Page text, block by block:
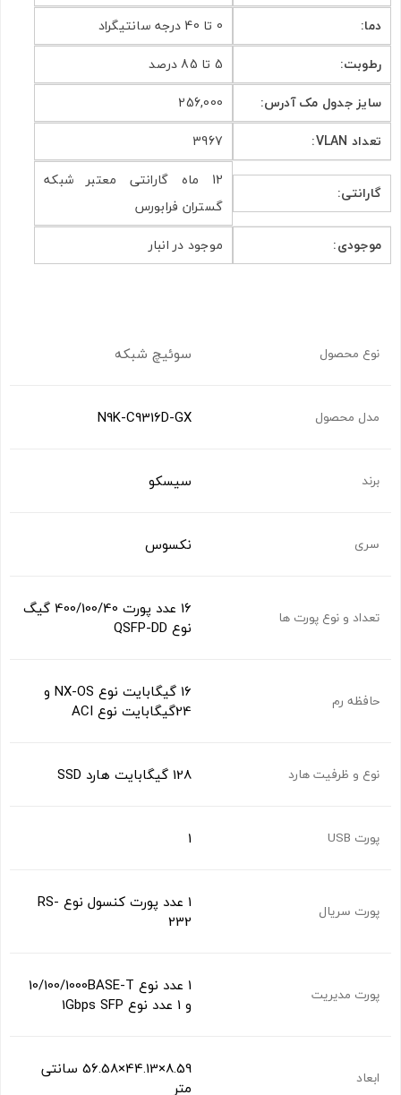
دما:
0 تا 40 درجه سانتیگراد
رطوبت:
5 تا 85 درصد
سایز جدول مک آدرس:
256,000
تعداد VLAN:
3967
گارانتی:
12 ماه گارانتی معتبر شبکه
گستران فرابورس
موجودی:
موجود در انبار
نوع محصول سوئیچ شبکه
مدل محصول N9K-C9316D-GX
برند سیسکو
سری نکسوس
تعداد و نوع پورت ها
16 عدد پورت 400/100/40 گیگ
نوع QSFP-DD
حافظه رم
16 گیگابایت نوع NX-OS و
24گیگابایت نوع ACI
نوع و ظرفیت هارد 128 گیگابایت هارد SSD
پورت USB 1
پورت سریال
1 عدد پورت کنسول نوع RS-
232
پورت مدیریت
1 عدد نوع 10/100/1000BASE-T
و 1 عدد نوع 1Gbps SFP
ابعاد
8.59×44.13×56.58 سانتی
متر